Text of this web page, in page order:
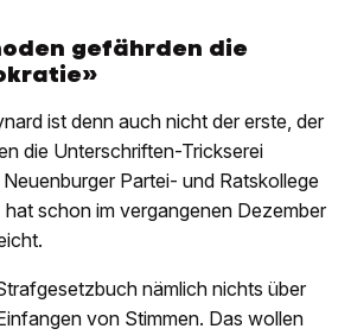
gefährden die
ist denn auch nicht der erste, der
die Unterschriften-Trickserei
Partei- und Ratskollege
schon im vergangenen Dezember
nämlich nichts über
von Stimmen. Das wollen